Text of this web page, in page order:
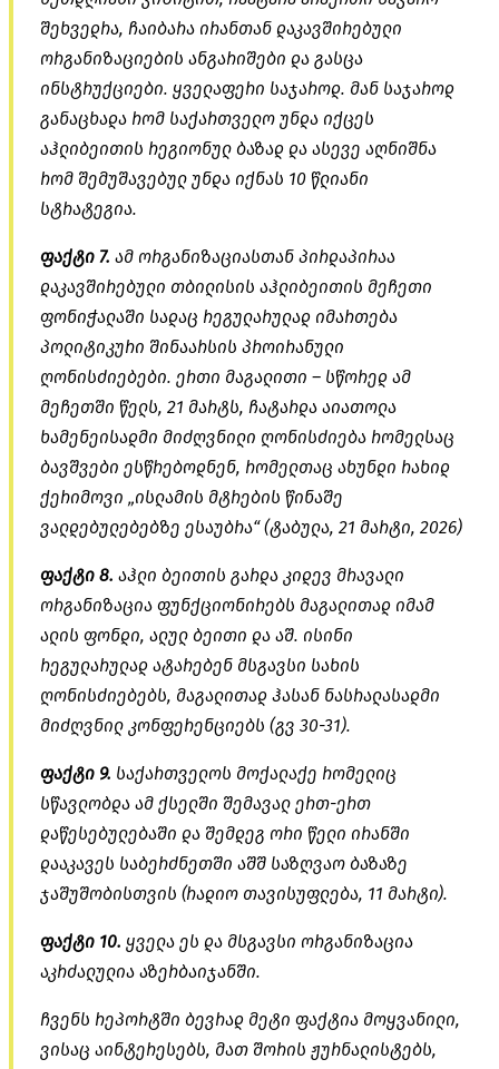
შეხვედრა, ჩაიბარა ირანთან დაკავშირებული
ორგანიზაციების ანგარიშები და გასცა
ინსტრუქციები. ყველაფერი საჯაროდ. მან საჯაროდ
განაცხადა რომ საქართველო უნდა იქცეს
აჰლიბეითის რეგიონულ ბაზად და ასევე აღნიშნა
რომ შემუშავებულ უნდა იქნას 10 წლიანი
სტრატეგია.
ფაქტი 7. ამ ორგანიზაციასთან პირდაპირაა
დაკავშირებული თბილისის აჰლიბეითის მეჩეთი
ფონიჭალაში სადაც რეგულარულად იმართება
პოლიტიკური შინაარსის პროირანული
ღონისძიებები. ერთი მაგალითი – სწორედ ამ
მეჩეთში წელს, 21 მარტს, ჩატარდა აიათოლა
ხამენეისადმი მიძღვნილი ღონისძიება რომელსაც
ბავშვები ესწრებოდნენ, რომელთაც ახუნდი რახიდ
ქერიმოვი „ისლამის მტრების წინაშე
ვალდებულებებზე ესაუბრა“ (ტაბულა, 21 მარტი, 2026)
ფაქტი 8. აჰლი ბეითის გარდა კიდევ მრავალი
ორგანიზაცია ფუნქციონირებს მაგალითად იმამ
ალის ფონდი, ალულ ბეითი და აშ. ისინი
რეგულარულად ატარებენ მსგავსი სახის
ღონისძიებებს, მაგალითად ჰასან ნასრალასადმი
მიძღვნილ კონფერენციებს (გვ 30-31).
ფაქტი 9. საქართველოს მოქალაქე რომელიც
სწავლობდა ამ ქსელში შემავალ ერთ-ერთ
დაწესებულებაში და შემდეგ ორი წელი ირანში
დააკავეს საბერძნეთში აშშ საზღვაო ბაზაზე
ჯაშუშობისთვის (რადიო თავისუფლება, 11 მარტი).
ფაქტი 10. ყველა ეს და მსგავსი ორგანიზაცია
აკრძალულია აზერბაიჯანში.
ჩვენს რეპორტში ბევრად მეტი ფაქტია მოყვანილი,
ვისაც აინტერესებს, მათ შორის ჟურნალისტებს,